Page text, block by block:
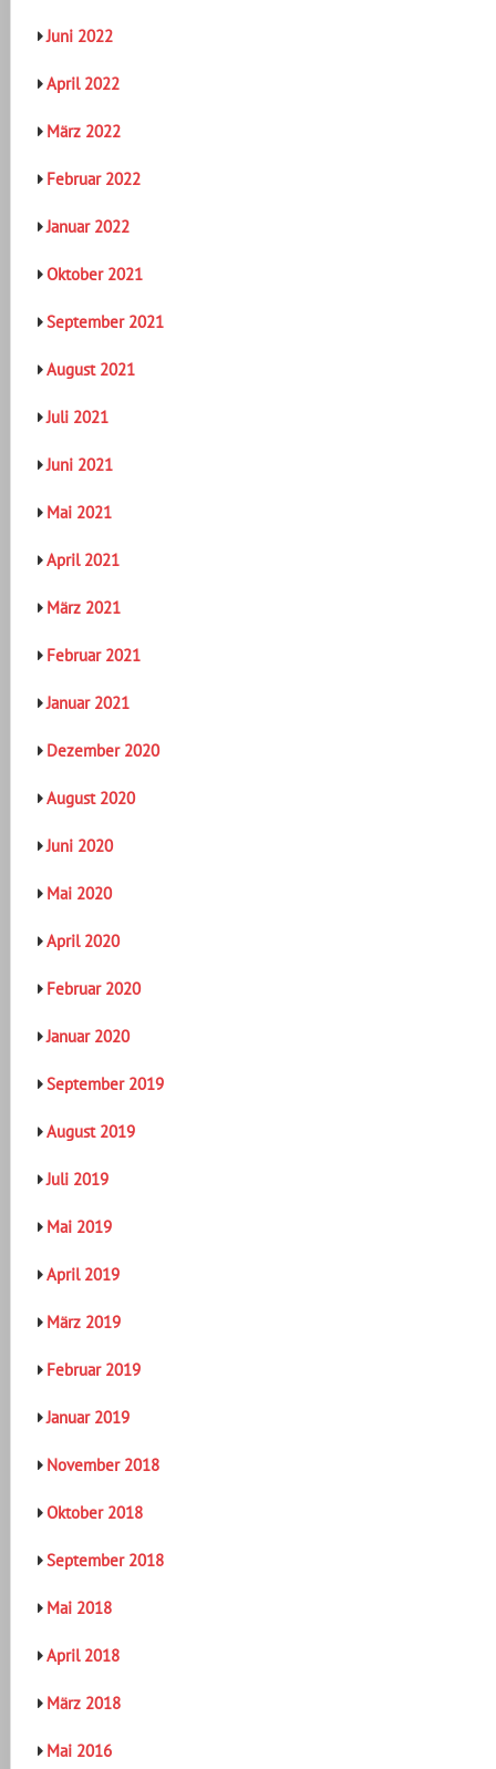
Juni 2022
April 2022
März 2022
Februar 2022
Januar 2022
Oktober 2021
September 2021
August 2021
Juli 2021
Juni 2021
Mai 2021
April 2021
März 2021
Februar 2021
Januar 2021
Dezember 2020
August 2020
Juni 2020
Mai 2020
April 2020
Februar 2020
Januar 2020
September 2019
August 2019
Juli 2019
Mai 2019
April 2019
März 2019
Februar 2019
Januar 2019
November 2018
Oktober 2018
September 2018
Mai 2018
April 2018
März 2018
Mai 2016